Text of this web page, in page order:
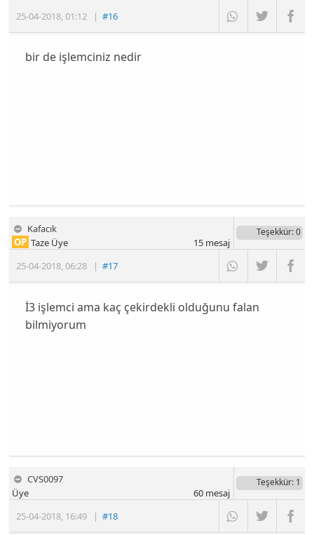
25-04-2018 ,01:12 |#16
bir de işlemciniz nedir
Kafacık
25-04-2018,06:28 |#17
OP Taze Üye
Teşekkür: 0
15mesaj
İ3 işlemci ama kaç çekirdekli olduğunu falan
bilmiyorum
CVS0097
25-04-2018 16:49 |#18
Üye
Teşekkür: 1
60mesaj